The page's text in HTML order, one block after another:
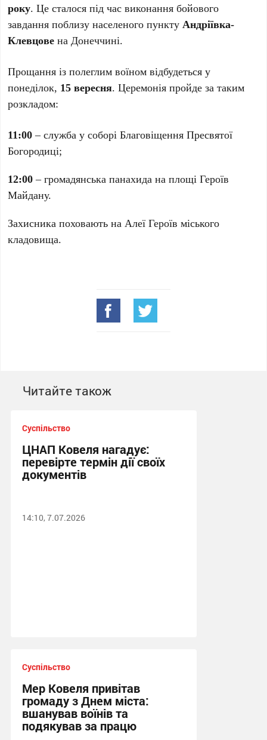
року. Це сталося під час виконання бойового
завдання поблизу населеного пунктуАндріївка-
Клевцове на Донеччині.
Прощання із полеглим воїном відбудеться у
понеділок, 15 вересня. Церемонія пройде за таким
розкладом:
11:00– служба у соборі Благовіщення Пресвятої
Богородиці;
12:00– громадянська панахида на площі Героїв
Майдану.
Захисника поховають на Алеї Героїв міського
кладовища.
Читайте також
Суспільство
ЦНАП Ковеля нагадує:
перевірте термін дії своїх
документів
14:10, 7.07.2026
Суспільство
Мер Ковеля привітав
громаду з Днем міста:
вшанував воїнів та
подякував за працю